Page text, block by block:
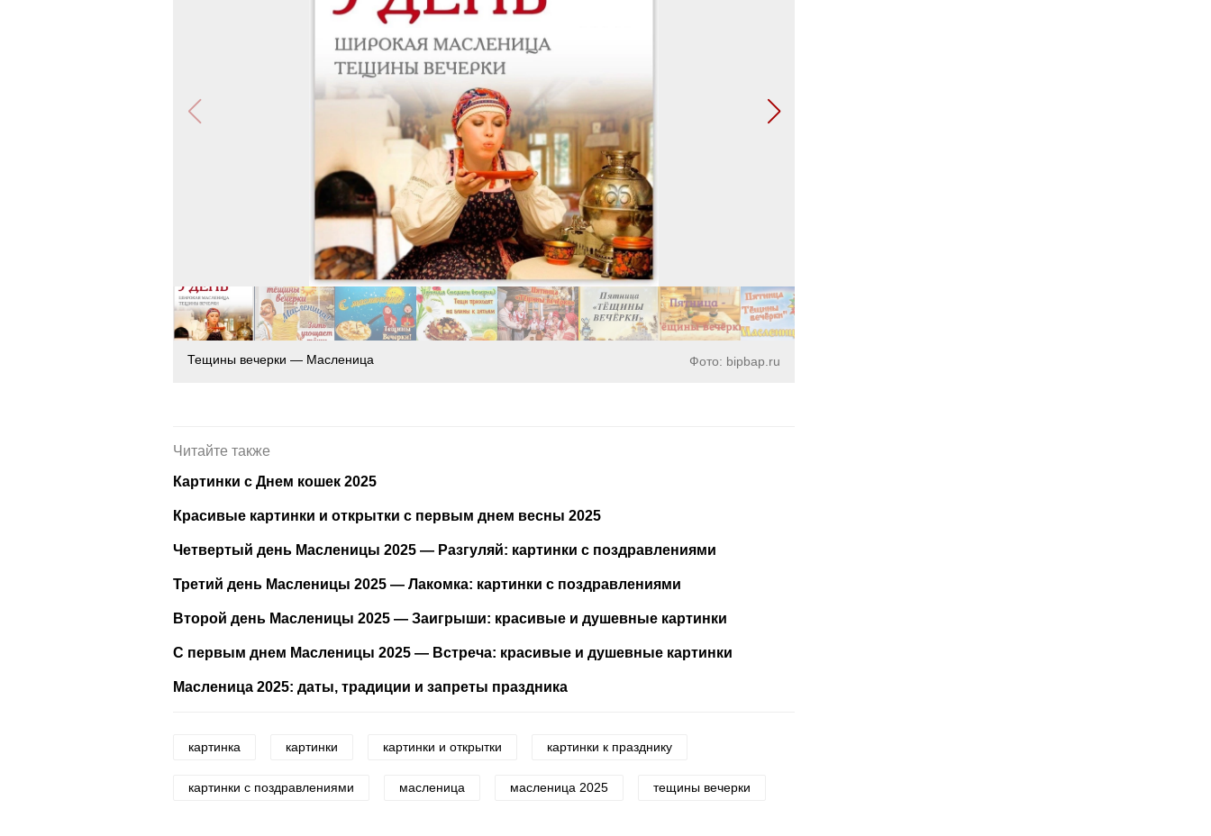
Тещины вечерки — Масленица Фото: bipbap.ru
Читайте также
Картинки с Днем кошек 2025
Красивые картинки и открытки с первым днем весны 2025
Четвертый день Масленицы 2025 — Разгуляй: картинки с поздравлениями
Третий день Масленицы 2025 — Лакомка: картинки с поздравлениями
Второй день Масленицы 2025 — Заигрыши: красивые и душевные картинки
С первым днем Масленицы 2025 — Встреча: красивые и душевные картинки
Масленица 2025: даты, традиции и запреты праздника
картинка картинки картинки и открытки картинки к празднику
картинки с поздравлениями масленица масленица 2025 тещины вечерки